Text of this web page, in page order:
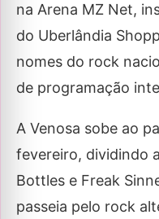
na Arena MZ Net,
do Uberlândia
nomes do rock
de programação
A Venosa sobe ao
fevereiro, dividindo
Bottles e Freak
passeia pelo rock